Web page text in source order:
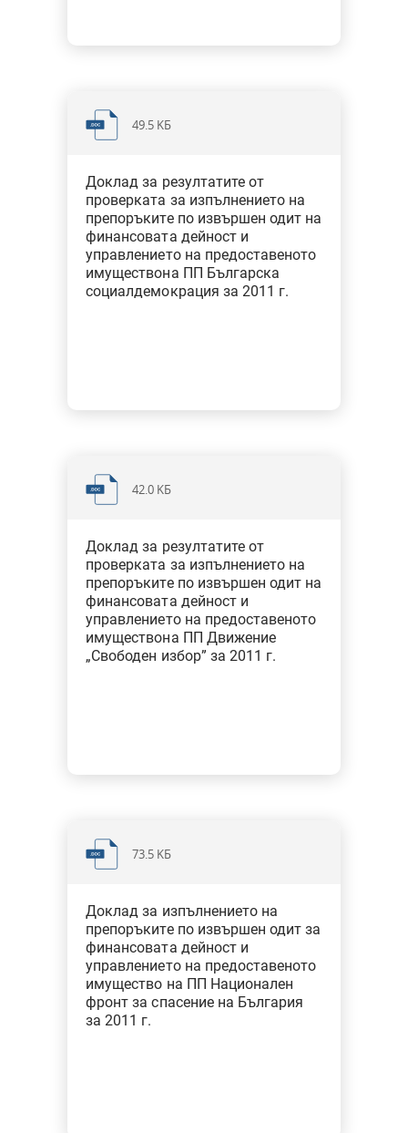
49.5 KБ
Доклад за резултатите от
проверката за изпълнението на
препоръките по извършен одит на
финансовата дейност и
управлението на предоставеното
имуществона ПП Българска
социалдемокрация за 2011 г.
42.0 KБ
Доклад за резултатите от
проверката за изпълнението на
препоръките по извършен одит на
финансовата дейност и
управлението на предоставеното
имуществона ПП Движение
„Свободен избор” за 2011 г.
73.5 KБ
Доклад за изпълнението на
препоръките по извършен одит за
финансовата дейност и
управлението на предоставеното
имущество на ПП Национален
фронт за спасение на България
за 2011 г.